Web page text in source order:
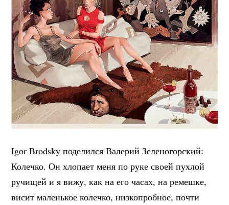
Igor Brodsky поделился Валерий Зеленогорский:
Колечко. Он хлопает меня по руке своей пухлой
ручищей и я вижу, как на его часах, на ремешке,
висит маленькое колечко, низкопробное, почти